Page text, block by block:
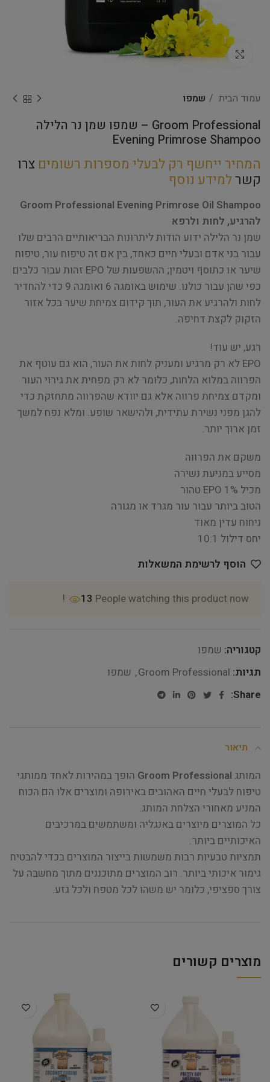
Click to enlarge
עמוד הבית שמפו
Groom Professional – שמפו שמן נר הלילה
Evening Primrose Shampoo
המחיר ייחשף רק לבעלי מספרות רשומים צרו
קשרלמידע נוסף
Groom Professional Evening Primrose Oil Shampoo
להרגיע, לחות ולרפא
שמן נר הלילה ידוע הודות ליתרונות הבריאותיים הרבים שלו
עבור בני אדם ובעלי חיים כאחד, בין אם זה טיפוח עור, טיפוח
שיער או כתוסף ויטמין; ההשפעות של EPO זהות עבור כלבים
כפי שהן עבור כולנו. שימוש באומגה 6 ואומגה 9 כדי להחדיר
לחות ולהרגיע את העור, תוך קידום צמיחת שיער בכל אזור
הזקוק לקצת דחיפה.
רגע, יש עוד!
EPO לא רק מרגיע ומעניק לחות את העור, הוא גם עוטף את
הפרווה במלוא הלחות, כלומר לא רק מפחית את גירוי העור
ומקדם צמיחת פרווה אלא גם יוודא שהפרווה מתחזקת כדי
להגן מפני נשירת עתידית, ולהישאר שופע. ומלא נפח למשך
זמן ארוך יותר.
משקם את הפרווה
מסייע במניעת נשירה
מכיל 1% EPO טהור
הטוב ביותר עבור עור מגרד או מגורה
ניחוח עדין מאוד
יחס דילול 10:1
הוסף לרשימת המשאלות
13 People watching this product now!
קטגוריה: שמפו
תגיות: Groom Professional
, שמפו
Share:
תיאור
המותג Groom Professional הופך במהירות לאחד ממותגי
טיפוח לבעלי חיים האהובים באירופה ומוצרים אלו הם הכוח
המניע מאחורי הצלחת המותג.
כל המוצרים מיוצרים באנגליה ומשתמשים במרכיבים
האיכותיים ביותר.
תמציות טבעיות רבות משמשות בייצור המוצרים בכדי להבטיח
גימור איכותי ביותר. רוב המוצרים מתוכננים מתוך מחשבה על
צורך ספציפי, כלומר יש משהו לכל מטפח ולכל גזע.
מוצרים קשורים